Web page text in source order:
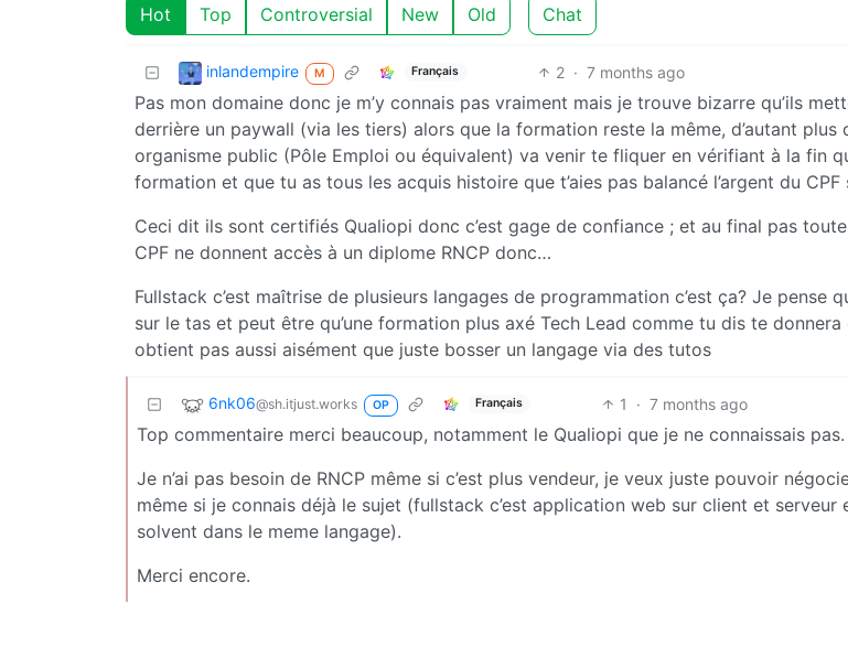
Hot Top Controversial New Old Chat
inlandempire M Français 2 · 7 months ago
Pas mon domaine donc je m’y connais pas vraiment mais je trouve bizarre qu’ils
derrière un paywall (via les tiers) alors que la formation reste la même, d’autant plus
organisme public (Pôle Emploi ou équivalent) va venir te fliquer en vérifiant à la fin
formation et que tu as tous les acquis histoire que t’aies pas balancé l’argent du
Ceci dit ils sont certifiés Qualiopi donc c’est gage de confiance ; et au final pas
CPF ne donnent accès à un diplome RNCP donc…
Fullstack c’est maîtrise de plusieurs langages de programmation c’est ça? Je pense
sur le tas et peut être qu’une formation plus axé Tech Lead comme tu dis te donnera
obtient pas aussi aisément que juste bosser un langage via des tutos
6nk06@sh.itjust.works OP Français 1 · 7 months ago
Top commentaire merci beaucoup, notamment le Qualiopi que je ne connaissais pas.
Je n’ai pas besoin de RNCP même si c’est plus vendeur, je veux juste pouvoir
même si je connais déjà le sujet (fullstack c’est application web sur client et serveur
solvent dans le meme langage).
Merci encore.